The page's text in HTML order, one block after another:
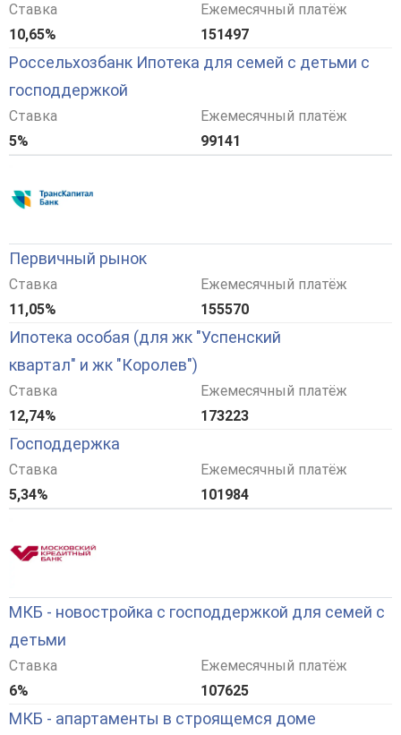
Ставка
10,65%
Ежемесячный платёж
151497
Россельхозбанк Ипотека для семей с детьми с
господдержкой
Ставка
5%
Ежемесячный платёж
99141
Первичный рынок
Ставка
11,05%
Ежемесячный платёж
155570
Ипотека особая (для жк "Успенский
квартал" и жк "Королев")
Ставка
12,74%
Ежемесячный платёж
173223
Господдержка
Ставка
5,34%
Ежемесячный платёж
101984
МКБ - новостройка с господдержкой для семей с
детьми
Ставка
6%
Ежемесячный платёж
107625
МКБ - апартаменты в строящемся доме